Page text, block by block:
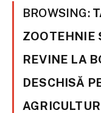
BROWSING:
ZOOTEHNIE
REVINE LA
DESCHISĂ